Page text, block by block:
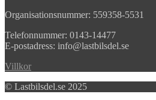
Organisationsnummer: 559358-5531
Telefonnummer: 0143-14477
E-postadress: info@lastbilsdel.se
Villkor
© Lastbilsdel.se 2025